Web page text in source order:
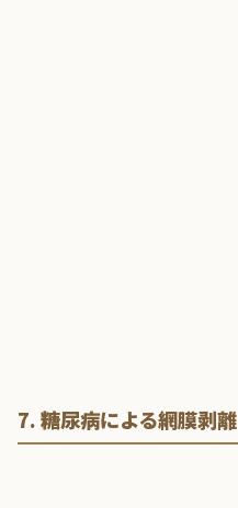
7. 糖尿病による網膜剥離